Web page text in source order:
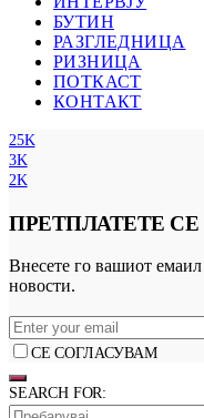
БУТИН
РАЗГЛЕДНИЦА
РИЗНИЦА
ПОТКАСТ
КОНТАКТ
25K
3K
2K
ПРЕТПЛАТЕТЕ
Внесете го вашиот
новости.
СЕ СОГЛАСУВАМ
SEARCH FOR: